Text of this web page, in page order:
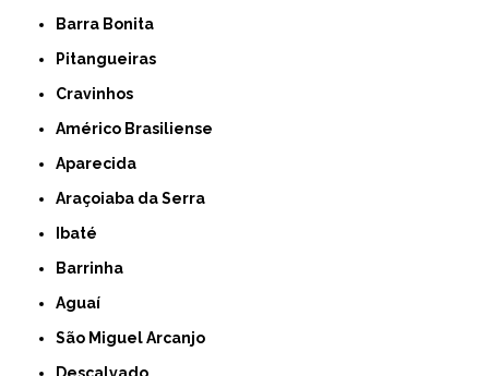
Barra Bonita
Pitangueiras
Cravinhos
Américo Brasiliense
Aparecida
Araçoiaba da Serra
Ibaté
Barrinha
Aguaí
São Miguel Arcanjo